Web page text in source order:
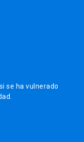
se ha vulnerado